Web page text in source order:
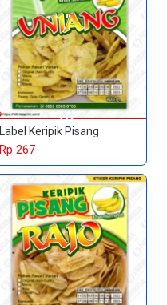
Label Keripik Pisang
Rp 267